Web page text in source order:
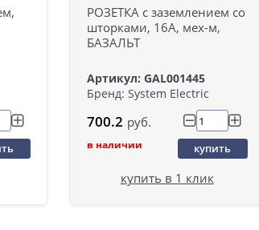
РОЗЕТКА с заземлением со
шторками, 16А, мех-м,
БАЗАЛЬТ
Артикул: GAL001445
Бренд: System Electric
700.2 руб.
в наличии купить
купить в 1 клик